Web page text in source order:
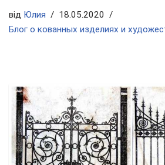
від Юлия
18.05.2020
Блог о кованных изделиях и